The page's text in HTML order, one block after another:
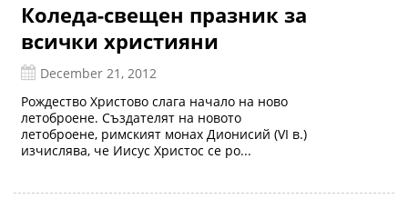
Коледа-свещен празник за
всички християни
December 21, 2012
Рождество Христово слага начало на ново
летоброене. Създателят на новото
летоброене, римският монах Дионисий (VI в.)
изчислява, че Иисус Христос се ро...